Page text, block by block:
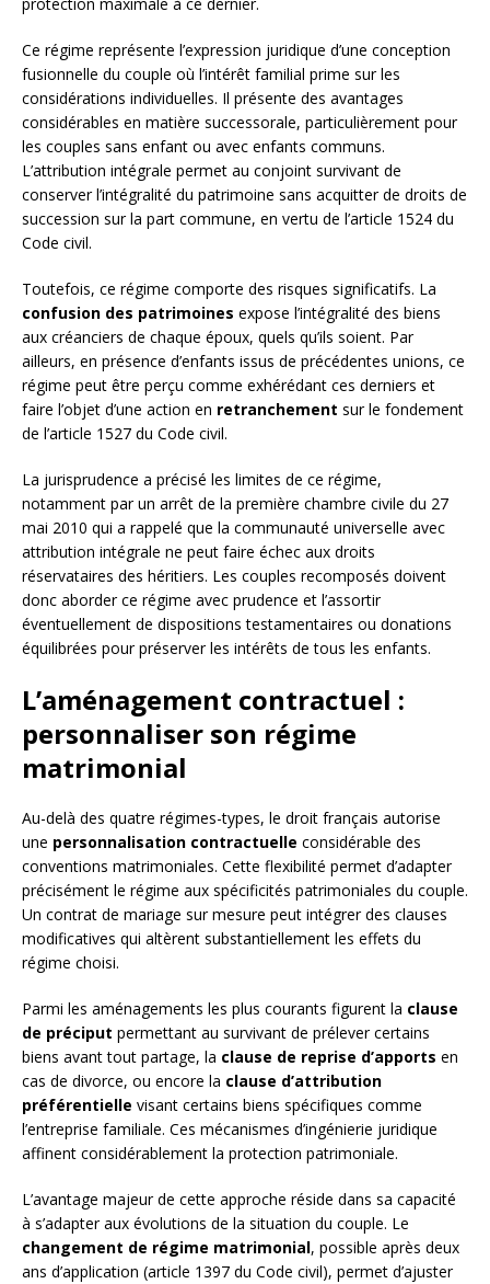
protection maximale à ce dernier.
Ce régime représente l’expression juridique d’une conception
fusionnelle du couple où l’intérêt familial prime sur les
considérations individuelles. Il présente des avantages
considérables en matière successorale, particulièrement pour
les couples sans enfant ou avec enfants communs.
L’attribution intégrale permet au conjoint survivant de
conserver l’intégralité du patrimoine sans acquitter de droits de
succession sur la part commune, en vertu de l’article 1524 du
Code civil.
Toutefois, ce régime comporte des risques significatifs. La
confusion des patrimoines expose l’intégralité des biens
aux créanciers de chaque époux, quels qu’ils soient. Par
ailleurs, en présence d’enfants issus de précédentes unions, ce
régime peut être perçu comme exhérédant ces derniers et
faire l’objet d’une action en retranchement sur le fondement
de l’article 1527 du Code civil.
La jurisprudence a précisé les limites de ce régime,
notamment par un arrêt de la première chambre civile du 27
mai 2010 qui a rappelé que la communauté universelle avec
attribution intégrale ne peut faire échec aux droits
réservataires des héritiers. Les couples recomposés doivent
donc aborder ce régime avec prudence et l’assortir
éventuellement de dispositions testamentaires ou donations
équilibrées pour préserver les intérêts de tous les enfants.
L’aménagement contractuel :
personnaliser son régime
matrimonial
Au-delà des quatre régimes-types, le droit français autorise
une personnalisation contractuelle considérable des
conventions matrimoniales. Cette flexibilité permet d’adapter
précisément le régime aux spécificités patrimoniales du couple.
Un contrat de mariage sur mesure peut intégrer des clauses
modificatives qui altèrent substantiellement les effets du
régime choisi.
Parmi les aménagements les plus courants figurent la clause
de préciput permettant au survivant de prélever certains
biens avant tout partage, la clause de reprise d’apports en
cas de divorce, ou encore la clause d’attribution
préférentielle visant certains biens spécifiques comme
l’entreprise familiale. Ces mécanismes d’ingénierie juridique
affinent considérablement la protection patrimoniale.
L’avantage majeur de cette approche réside dans sa capacité
à s’adapter aux évolutions de la situation du couple. Le
changement de régime matrimonial, possible après deux
ans d’application (article 1397 du Code civil), permet d’ajuster